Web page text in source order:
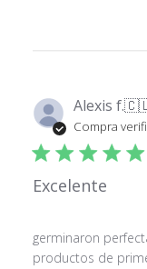
Alexis f.
Compra
Excelente
germinaron
productos de